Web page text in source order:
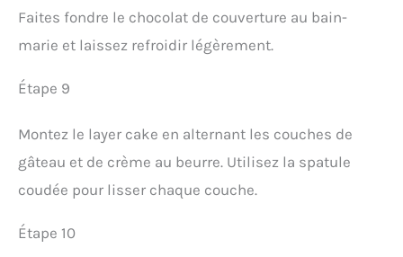
Faites fondre le chocolat de couverture au bain-
marie et laissez refroidir légèrement.
Étape 9
Montez le layer cake en alternant les couches de
gâteau et de crème au beurre. Utilisez la spatule
coudée pour lisser chaque couche.
Étape 10